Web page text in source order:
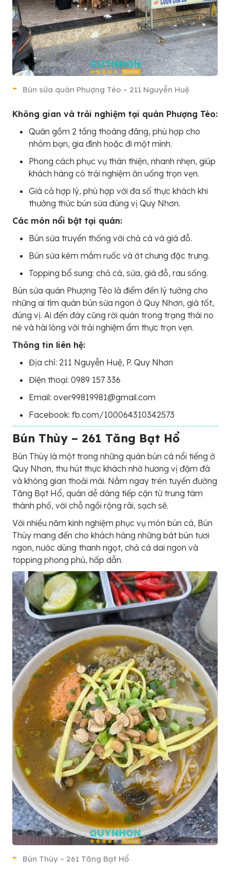
Bún sứa quán Phượng Tèo – 211 Nguyễn Huệ
Không gian và trải nghiệm tại quán Phượng Tèo:
Quán gồm 2 tầng thoáng đãng, phù hợp cho
nhóm bạn, gia đình hoặc đi một mình.
Phong cách phục vụ thân thiện, nhanh nhẹn, giúp
khách hàng có trải nghiệm ăn uống trọn vẹn.
Giá cả hợp lý, phù hợp với đa số thực khách khi
thưởng thức bún sứa đúng vị Quy Nhơn.
Các món nổi bật tại quán:
Bún sứa truyền thống với chả cá và giá đỗ.
Bún sứa kèm mắm ruốc và ớt chưng đặc trưng.
Topping bổ sung: chả cá, sứa, giá đỗ, rau sống.
Bún sứa quán Phượng Tèo là điểm đến lý tưởng cho
những ai tìm quán bún sứa ngon ở Quy Nhơn, giá tốt,
đúng vị. Ai đến đây cũng rời quán trong trạng thái no
nê và hài lòng với trải nghiệm ẩm thực trọn vẹn.
Thông tin liên hệ:
Địa chỉ: 211 Nguyễn Huệ, P. Quy Nhơn
Điện thoại: 0989 157 336
Email: over99819981@gmail.com
Facebook: fb.com/100064310342573
Bún Thùy – 261 Tăng Bạt Hổ
Bún Thùy là một trong những quán bún cá nổi tiếng ở
Quy Nhơn, thu hút thực khách nhờ hương vị đậm đà
và không gian thoải mái. Nằm ngay trên tuyến đường
Tăng Bạt Hổ, quán dễ dàng tiếp cận từ trung tâm
thành phố, với chỗ ngồi rộng rãi, sạch sẽ.
Với nhiều năm kinh nghiệm phục vụ món bún cá, Bún
Thùy mang đến cho khách hàng những bát bún tươi
ngon, nước dùng thanh ngọt, chả cá dai ngon và
topping phong phú, hấp dẫn.
Bún Thùy – 261 Tăng Bạt Hổ